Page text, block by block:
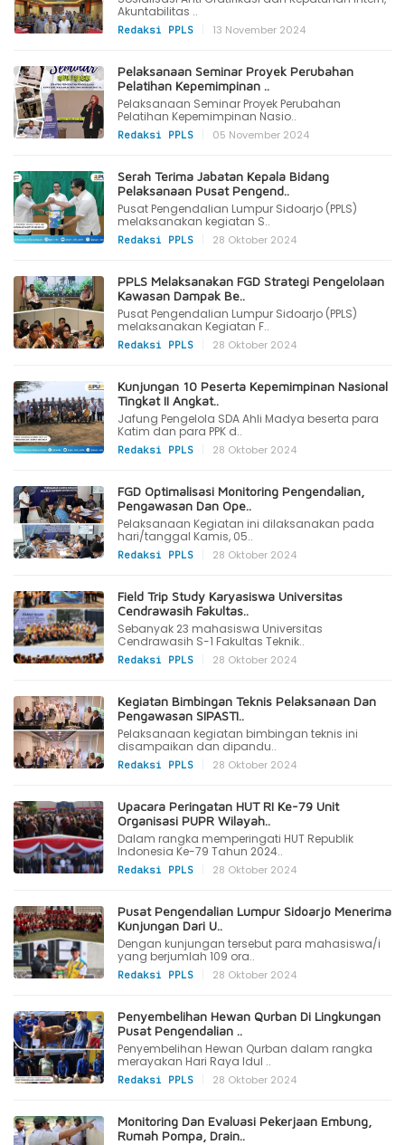
Akuntabilitas ..
Redaksi PPLS 13 November 2024
Pelaksanaan Seminar Proyek Perubahan
Pelatihan Kepemimpinan ..
Pelaksanaan Seminar Proyek Perubahan
Pelatihan Kepemimpinan Nasio..
Redaksi PPLS 05 November 2024
Serah Terima Jabatan Kepala Bidang
Pelaksanaan Pusat Pengend..
Pusat Pengendalian Lumpur Sidoarjo (PPLS)
melaksanakan kegiatan S..
Redaksi PPLS 28 Oktober 2024
PPLS Melaksanakan FGD Strategi Pengelolaan
Kawasan Dampak Be..
Pusat Pengendalian Lumpur Sidoarjo (PPLS)
melaksanakan Kegiatan F..
Redaksi PPLS 28 Oktober 2024
Kunjungan 10 Peserta Kepemimpinan Nasional
Tingkat II Angkat..
Jafung Pengelola SDA Ahli Madya beserta para
Katim dan para PPK d..
Redaksi PPLS 28 Oktober 2024
FGD Optimalisasi Monitoring Pengendalian,
Pengawasan Dan Ope..
Pelaksanaan Kegiatan ini dilaksanakan pada
hari/tanggal Kamis, 05..
Redaksi PPLS 28 Oktober 2024
Field Trip Study Karyasiswa Universitas
Cendrawasih Fakultas..
Sebanyak 23 mahasiswa Universitas
Cendrawasih S-1 Fakultas Teknik..
Redaksi PPLS 28 Oktober 2024
Kegiatan Bimbingan Teknis Pelaksanaan Dan
Pengawasan SIPASTI..
Pelaksanaan kegiatan bimbingan teknis ini
disampaikan dan dipandu..
Redaksi PPLS 28 Oktober 2024
Upacara Peringatan HUT RI Ke-79 Unit
Organisasi PUPR Wilayah..
Dalam rangka memperingati HUT Republik
Indonesia Ke-79 Tahun 2024..
Redaksi PPLS 28 Oktober 2024
Pusat Pengendalian Lumpur Sidoarjo Menerima
Kunjungan Dari U..
Dengan kunjungan tersebut para mahasiswa/i
yang berjumlah 109 ora..
Redaksi PPLS 28 Oktober 2024
Penyembelihan Hewan Qurban Di Lingkungan
Pusat Pengendalian ..
Penyembelihan Hewan Qurban dalam rangka
merayakan Hari Raya Idul ..
Redaksi PPLS 28 Oktober 2024
Monitoring Dan Evaluasi Pekerjaan Embung,
Rumah Pompa, Drain..